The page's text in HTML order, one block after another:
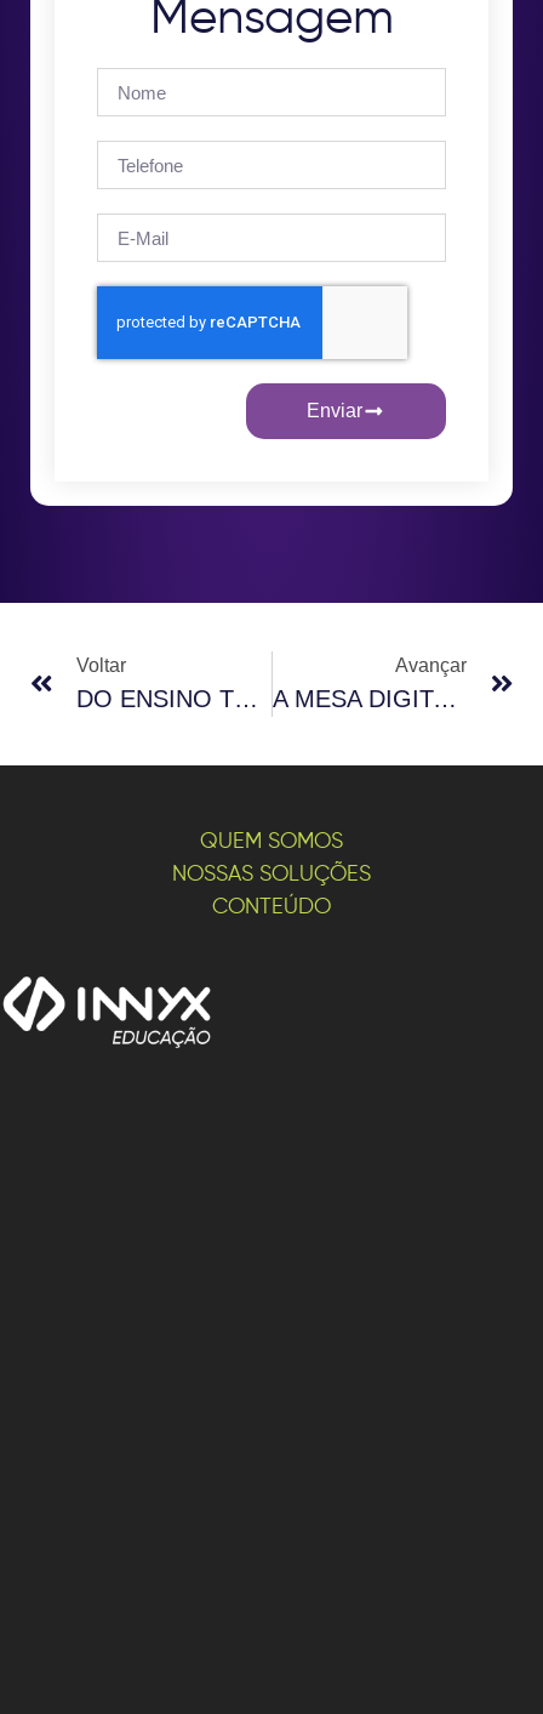
Mensagem
Enviar
Voltar
DO ENSINO TRADICIONAL À INOVAÇÃO: A MESA DIGITAL COMO PONTE ENTRE A LINGUAGEM ACADÊMICA E A CIÊNCIA CONTEMPORÂNEA
Avançar
A MESA DIGITAL COMO ESTRATÉGIA DE VALORIZAÇÃO DA MARCA EDUCACIONAL NO SETOR PRIVADO
QUEM SOMOS
NOSSAS SOLUÇÕES
CONTEÚDO